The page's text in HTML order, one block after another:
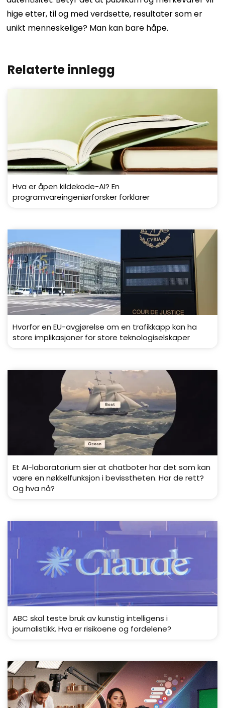
hige etter, til og med verdsette, resultater som er
unikt menneskelige? Man kan bare håpe.
Relaterte innlegg
Hva er åpen kildekode-AI? En
programvareingeniørforsker forklarer
Hvorfor en EU-avgjørelse om en trafikkapp kan ha
store implikasjoner for store teknologiselskaper
Et AI-laboratorium sier at chatboter har det som kan
være en nøkkelfunksjon i bevisstheten. Har de rett?
Og hva nå?
ABC skal teste bruk av kunstig intelligens i
journalistikk. Hva er risikoene og fordelene?